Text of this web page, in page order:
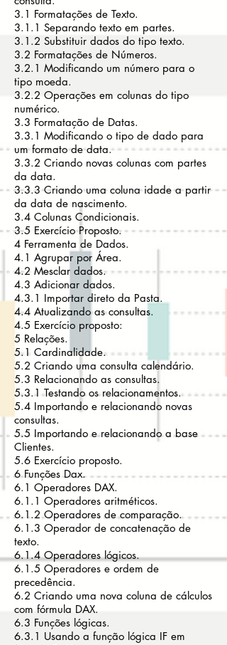
3.1 Formatações de Texto.
3.1.1 Separando texto em partes.
3.1.2 Substituir dados do tipo texto.
3.2 Formatações de Números.
3.2.1 Modificando um número para o
tipo moeda.
3.2.2 Operações em colunas do tipo
numérico.
3.3 Formatação de Datas.
3.3.1 Modificando o tipo de dado para
um formato de data.
3.3.2 Criando novas colunas com partes
da data.
3.3.3 Criando uma coluna idade a partir
da data de nascimento.
3.4 Colunas Condicionais.
3.5 Exercício Proposto.
4 Ferramenta de Dados.
4.1 Agrupar por Área.
4.2 Mesclar dados.
4.3 Adicionar dados.
4.3.1 Importar direto da Pasta.
4.4 Atualizando as consultas.
4.5 Exercício proposto:
5 Relações.
5.1 Cardinalidade.
5.2 Criando uma consulta calendário.
5.3 Relacionando as consultas.
5.3.1 Testando os relacionamentos.
5.4 Importando e relacionando novas
consultas.
5.5 Importando e relacionando a base
Clientes.
5.6 Exercício proposto.
6 Funções Dax.
6.1 Operadores DAX.
6.1.1 Operadores aritméticos.
6.1.2 Operadores de comparação.
6.1.3 Operador de concatenação de
texto.
6.1.4 Operadores lógicos.
6.1.5 Operadores e ordem de
precedência.
6.2 Criando uma nova coluna de cálculos
com fórmula DAX.
6.3 Funções lógicas.
6.3.1 Usando a função lógica IF em